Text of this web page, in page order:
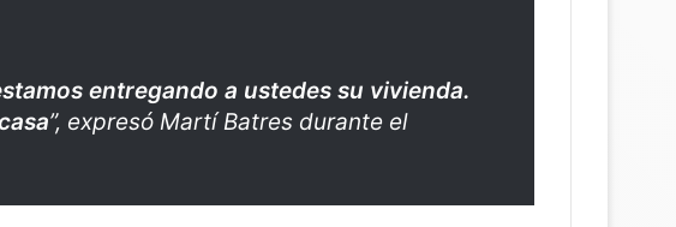
entregando a ustedes su vivienda.
”, expresó Martí Batres durante el